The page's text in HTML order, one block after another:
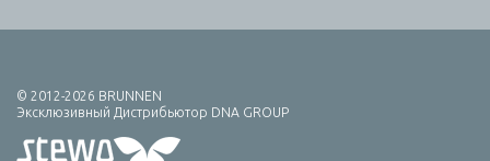
© 2012-2026 BRUNNEN
Эксклюзивный Дистрибьютор DNA GROUP